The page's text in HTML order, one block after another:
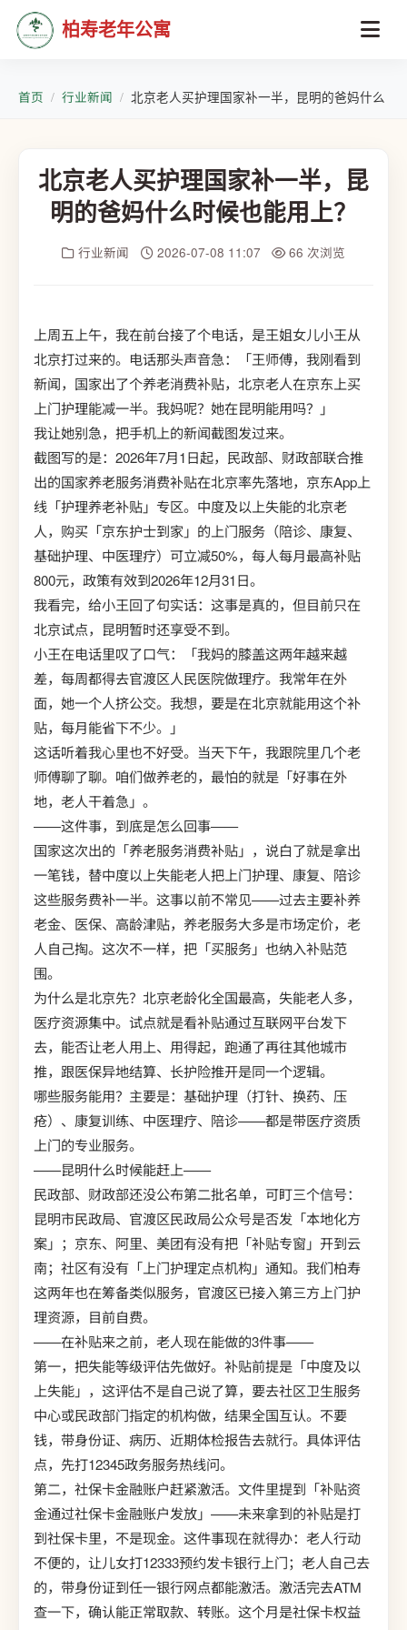
柏寿老年公寓
首页 行业新闻 北京老人买护理国家补一半，昆明的爸妈什么时
北京老人买护理国家补一半，昆
明的爸妈什么时候也能用上？
行业新闻 2026-07-08 11:07 66 次浏览
上周五上午，我在前台接了个电话，是王姐女儿小王从
北京打过来的。电话那头声音急：「王师傅，我刚看到
新闻，国家出了个养老消费补贴，北京老人在京东上买
上门护理能减一半。我妈呢？她在昆明能用吗？」
我让她别急，把手机上的新闻截图发过来。
截图写的是：2026年7月1日起，民政部、财政部联合推
出的国家养老服务消费补贴在北京率先落地，京东App上
线「护理养老补贴」专区。中度及以上失能的北京老
人，购买「京东护士到家」的上门服务（陪诊、康复、
基础护理、中医理疗）可立减50%，每人每月最高补贴
800元，政策有效到2026年12月31日。
我看完，给小王回了句实话：这事是真的，但目前只在
北京试点，昆明暂时还享受不到。
小王在电话里叹了口气：「我妈的膝盖这两年越来越
差，每周都得去官渡区人民医院做理疗。我常年在外
面，她一个人挤公交。我想，要是在北京就能用这个补
贴，每月能省下不少。」
这话听着我心里也不好受。当天下午，我跟院里几个老
师傅聊了聊。咱们做养老的，最怕的就是「好事在外
地，老人干着急」。
——这件事，到底是怎么回事——
国家这次出的「养老服务消费补贴」，说白了就是拿出
一笔钱，替中度以上失能老人把上门护理、康复、陪诊
这些服务费补一半。这事以前不常见——过去主要补养
老金、医保、高龄津贴，养老服务大多是市场定价，老
人自己掏。这次不一样，把「买服务」也纳入补贴范
围。
为什么是北京先？北京老龄化全国最高，失能老人多，
医疗资源集中。试点就是看补贴通过互联网平台发下
去，能否让老人用上、用得起，跑通了再往其他城市
推，跟医保异地结算、长护险推开是同一个逻辑。
哪些服务能用？主要是：基础护理（打针、换药、压
疮）、康复训练、中医理疗、陪诊——都是带医疗资质
上门的专业服务。
——昆明什么时候能赶上——
民政部、财政部还没公布第二批名单，可盯三个信号：
昆明市民政局、官渡区民政局公众号是否发「本地化方
案」；京东、阿里、美团有没有把「补贴专窗」开到云
南；社区有没有「上门护理定点机构」通知。我们柏寿
这两年也在筹备类似服务，官渡区已接入第三方上门护
理资源，目前自费。
——在补贴来之前，老人现在能做的3件事——
第一，把失能等级评估先做好。补贴前提是「中度及以
上失能」，这评估不是自己说了算，要去社区卫生服务
中心或民政部门指定的机构做，结果全国互认。不要
钱，带身份证、病历、近期体检报告去就行。具体评估
点，先打12345政务服务热线问。
第二，社保卡金融账户赶紧激活。文件里提到「补贴资
金通过社保卡金融账户发放」——未来拿到的补贴是打
到社保卡里，不是现金。这件事现在就得办：老人行动
不便的，让儿女打12333预约发卡银行上门；老人自己去
的，带身份证到任一银行网点都能激活。激活完去ATM
查一下，确认能正常取款、转账。这个月是社保卡权益